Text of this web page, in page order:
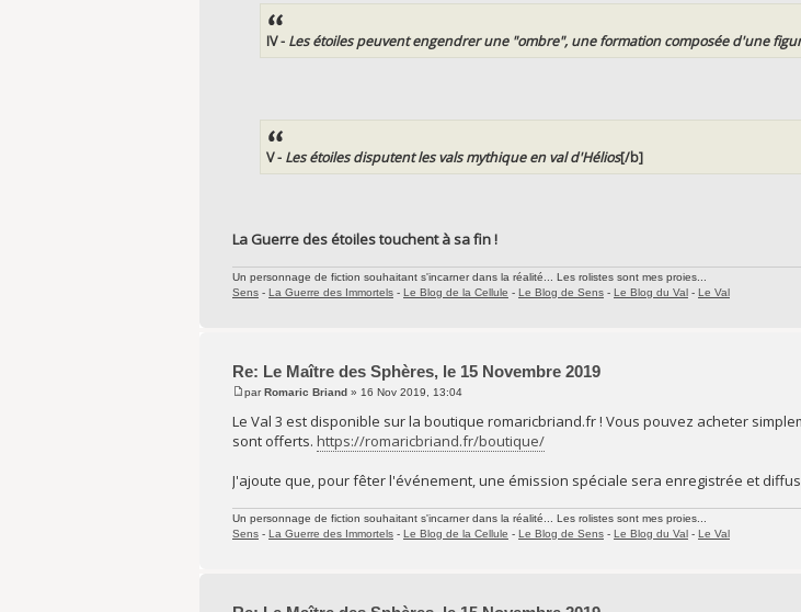
IV - Les étoiles peuvent engendrer une "ombre", une formation composée d'une
V - Les étoiles disputent les vals mythique en val d'Hélios[/b]
La Guerre des étoiles touchent à sa fin !
Un personnage de fiction souhaitant s'incarner dans la réalité... Les rolistes sont mes proies...
Sens - La Guerre des Immortels - Le Blog de la Cellule - Le Blog de Sens - Le Blog du Val - Le Val
Re: Le Maître des Sphères, le 15 Novembre 2019
parRomaric Briand » 16 Nov 2019, 13:04
Le Val 3 est disponible sur la boutique romaricbriand.fr ! Vous pouvez acheter
sont offerts. https://romaricbriand.fr/boutique/
J'ajoute que, pour fêter l'événement, une émission spéciale sera enregistrée et
Un personnage de fiction souhaitant s'incarner dans la réalité... Les rolistes sont mes proies...
Sens - La Guerre des Immortels - Le Blog de la Cellule - Le Blog de Sens - Le Blog du Val - Le Val